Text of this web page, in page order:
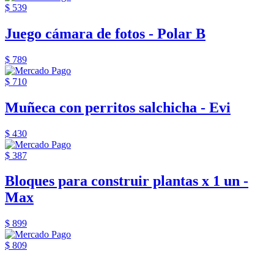
$ 539
Juego cámara de fotos - Polar B
$ 789
$ 710
Muñeca con perritos salchicha - Evi
$ 430
$ 387
Bloques para construir plantas x 1 un -
Max
$ 899
$ 809